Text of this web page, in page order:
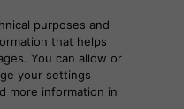
purposes and
that helps
You can allow or
your settings
more information in